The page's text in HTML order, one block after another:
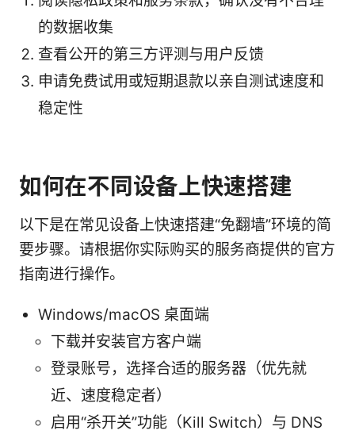
的数据收集
查看公开的第三方评测与用户反馈
申请免费试用或短期退款以亲自测试速度和
稳定性
如何在不同设备上快速搭建
以下是在常见设备上快速搭建“免翻墙”环境的简
要步骤。请根据你实际购买的服务商提供的官方
指南进行操作。
Windows/macOS 桌面端
下载并安装官方客户端
登录账号，选择合适的服务器（优先就
近、速度稳定者）
启用“杀开关”功能（Kill Switch）与 DNS